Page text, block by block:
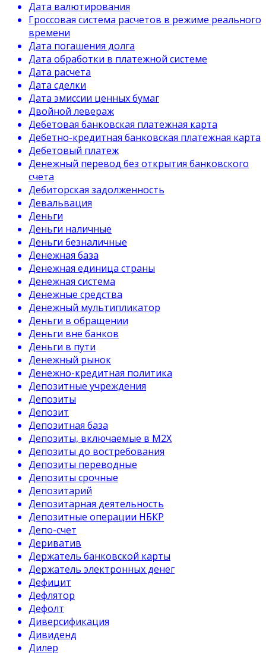
Дата валютирования
Гроссовая система расчетов в режиме реального
времени
Дата погашения долга
Дата обработки в платежной системе
Дата расчета
Дата сделки
Дата эмиссии ценных бумаг
Двойной левераж
Дебетовая банковская платежная карта
Дебетно-кредитная банковская платежная карта
Дебетовый платеж
Денежный перевод без открытия банковского
счета
Дебиторская задолженность
Девальвация
Деньги
Деньги наличные
Деньги безналичные
Денежная база
Денежная единица страны
Денежная система
Денежные средства
Денежный мультипликатор
Деньги в обращении
Деньги вне банков
Деньги в пути
Денежный рынок
Денежно-кредитная политика
Депозитные учреждения
Депозиты
Депозит
Депозитная база
Депозиты, включаемые в М2Х
Депозиты до востребования
Депозиты переводные
Депозиты срочные
Депозитарий
Депозитарная деятельность
Депозитные операции НБКР
Депо-счет
Дериватив
Держатель банковской карты
Держатель электронных денег
Дефицит
Дефлятор
Дефолт
Диверсификация
Дивиденд
Дилер